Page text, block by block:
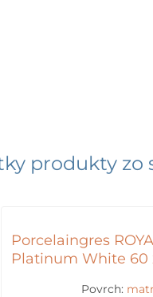
produkty zo
Porcelaingres
Platinum White 60
Povrch: